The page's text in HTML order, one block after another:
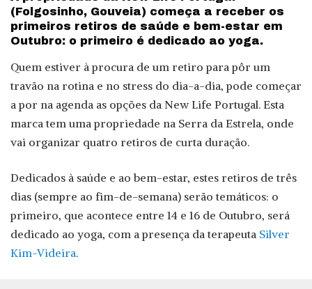
(Folgosinho, Gouveia) começa a receber os
primeiros retiros de saúde e bem-estar em
Outubro: o primeiro é dedicado ao yoga.
Quem estiver à procura de um retiro para pôr um
travão na rotina e no stress do dia-a-dia, pode começar
a por na agenda as opções da New Life Portugal. Esta
marca tem uma propriedade na Serra da Estrela, onde
vai organizar quatro retiros de curta duração.
Dedicados à saúde e ao bem-estar, estes retiros de três
dias (sempre ao fim-de-semana) serão temáticos: o
primeiro, que acontece entre 14 e 16 de Outubro, será
dedicado ao yoga, com a presença da terapeuta Silver
Kim-Videira.